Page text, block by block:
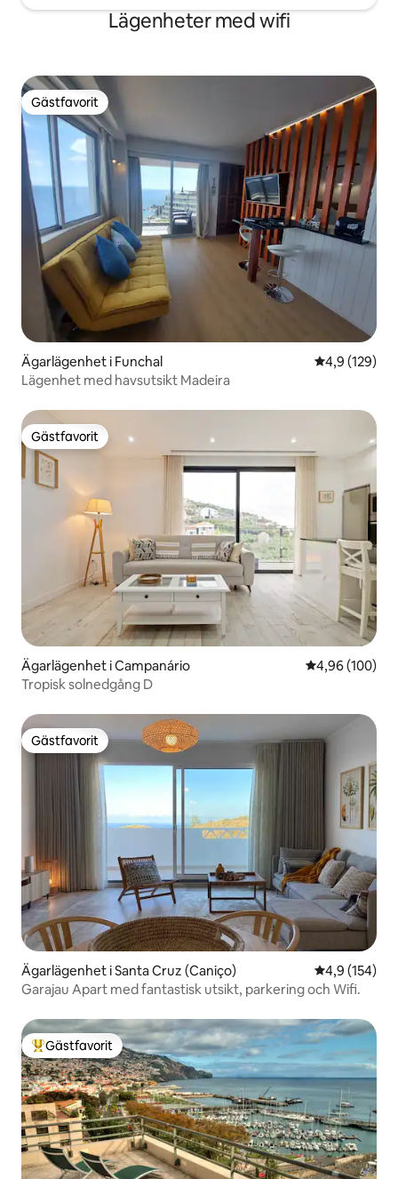
Lägenheter med wifi
Gästfavorit
Gästfavorit
Ägarlägenhet i Funchal 4,9 av 5 i
4,9 (129)
Lägenhet med havsutsikt Madeira
Gästfavorit
Gästfavorit
Ägarlägenhet i Campanário 4,96 av 5 i
4,96 (100)
Tropisk solnedgång D
Gästfavorit
Gästfavorit
Ägarlägenhet i Santa Cruz (Caniço) 4,9 av 5 i
4,9 (154)
Garajau Apart med fantastisk utsikt, parkering och Wifi.
Populär gästfavorit
Gästfavorit